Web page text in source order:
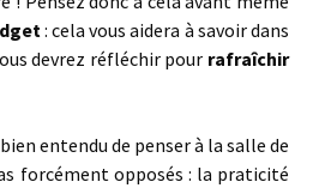
: cela vous aidera à savoir dans
devrez réfléchir pour rafraîchir
entendu de penser à la salle de
forcément opposés : la praticité